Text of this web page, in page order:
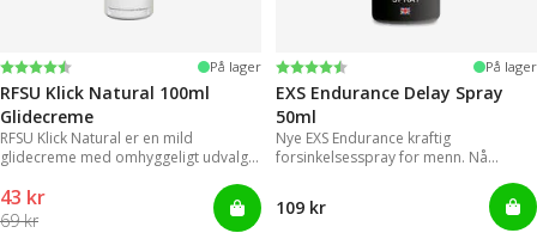
Vurdering:
4.4 ud af 5 stjerner På lager
RFSU Klick Natural 100ml
Glidecreme
RFSU Klick Natural er en mild
glidecreme med omhyggeligt udvalgte
langvarige glidende bevægelser.
43 kr
69 kr
Vurdering:
4.2 ud af 5 stjerner På lager
EXS Endurance Delay Spray
50ml
Nye EXS Endurance kraftig
forsinkelsesspray for menn. Nå
109 kr